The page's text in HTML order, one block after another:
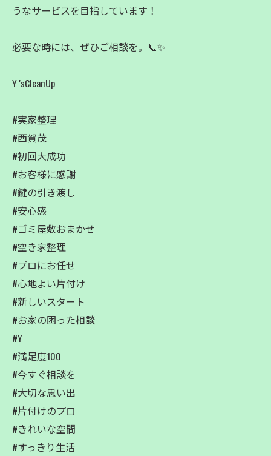
うなサービスを目指しています！
必要な時には、ぜひご相談を。📞✨
Y 'sCleanUp
#実家整理
#西賀茂
#初回大成功
#お客様に感謝
#鍵の引き渡し
#安心感
#ゴミ屋敷おまかせ
#空き家整理
#プロにお任せ
#心地よい片付け
#新しいスタート
#お家の困った相談
#Y
#満足度100
#今すぐ相談を
#大切な思い出
#片付けのプロ
#きれいな空間
#すっきり生活